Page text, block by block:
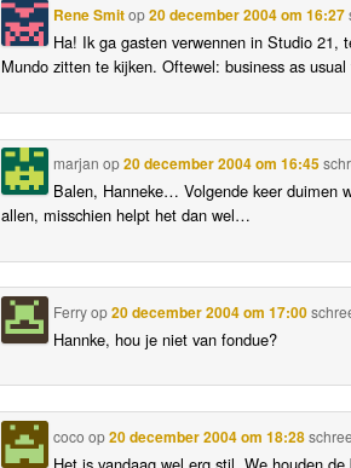
Rene Smitop20 december 2004 om 16:27
Ha! Ik ga gasten verwennen in Studio 21,
Mundo zitten te kijken. Oftewel: business as
marjan op20 december 2004 om 16:45
Balen, Hanneke… Volgende keer duimen
allen, misschien helpt het dan wel…
Ferryop20 december 2004 om 17:00
Hannke, hou je niet van fondue?
coco op20 december 2004 om 18:28